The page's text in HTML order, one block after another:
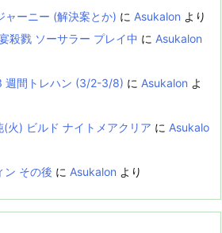
ャーニー (解決案とか) に Asukalon より
殺戮 ソーサラー プレイ中 に Asukalon
週間トレハン (3/2-3/8) に Asukalon よ
火) ビルド ナイトメアクリア に Asukalo
ン その後 に Asukalon より